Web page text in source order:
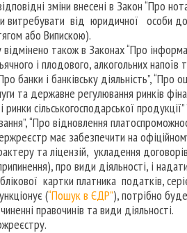
зміни внесені в Закон “Про
витребувати від юридичної особи
або Випискою).
також в Законах “Про
і плодового, алкогольних
банки і банківську діяльність”,
та державне регулювання ринків
ринки сільськогосподарської
“Про відновлення
має забезпечити на
та ліцензій, укладення
про види діяльності, і
картки платника податків,
(“Пошук в ЄДР”), потрібно
правочинів та види діяльності.